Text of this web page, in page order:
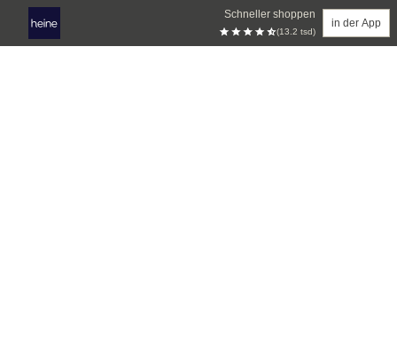
Schneller shoppen
(13.2 tsd)
in der App